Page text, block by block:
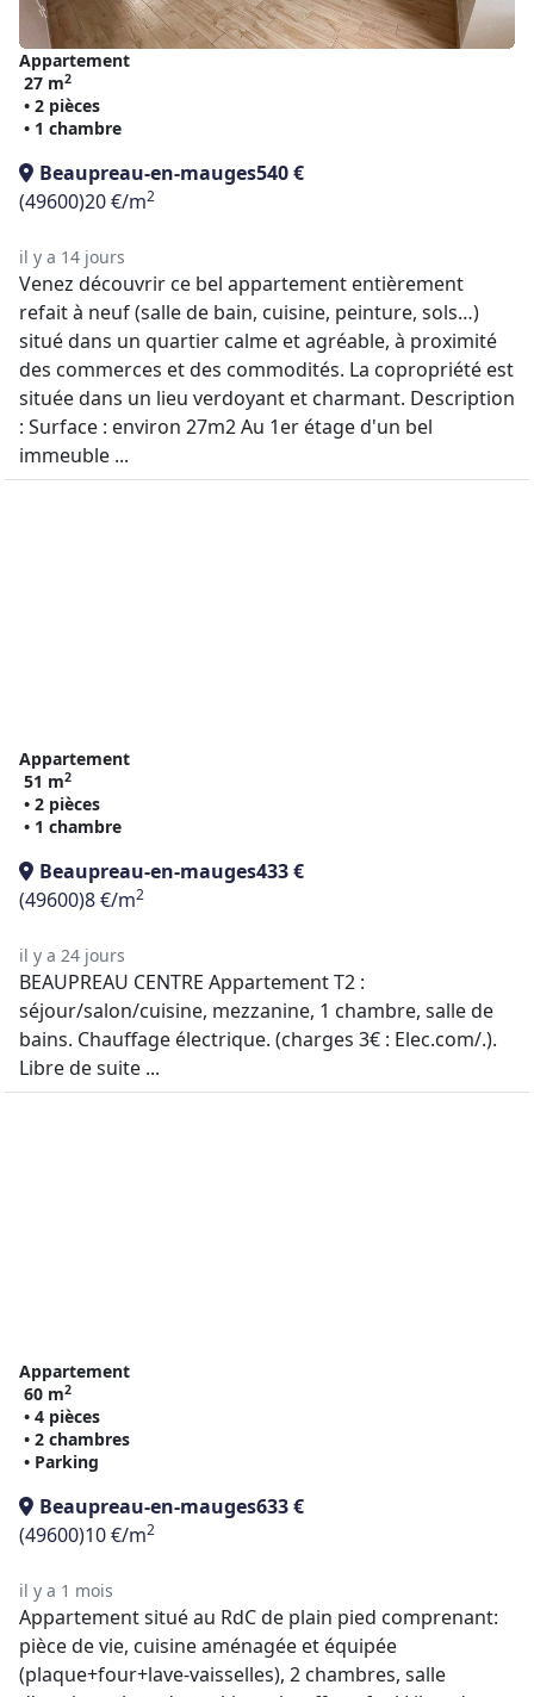
Appartement
27 m2
• 2 pièces
• 1 chambre
Beaupreau-en-mauges540 €
(49600)20 €/m2
il y a 14 jours
Venez découvrir ce bel appartement entièrement
refait à neuf (salle de bain, cuisine, peinture, sols…)
situé dans un quartier calme et agréable, à proximité
des commerces et des commodités. La copropriété est
située dans un lieu verdoyant et charmant. Description
: Surface : environ 27m2 Au 1er étage d'un bel
immeuble ...
Appartement
51 m2
• 2 pièces
• 1 chambre
Beaupreau-en-mauges433 €
(49600)8 €/m2
il y a 24 jours
BEAUPREAU CENTRE Appartement T2 :
séjour/salon/cuisine, mezzanine, 1 chambre, salle de
bains. Chauffage électrique. (charges 3€ : Elec.com/.).
Libre de suite ...
Appartement
60 m2
• 4 pièces
• 2 chambres
• Parking
Beaupreau-en-mauges633 €
(49600)10 €/m2
il y a 1 mois
Appartement situé au RdC de plain pied comprenant:
pièce de vie, cuisine aménagée et équipée
(plaque+four+lave-vaisselles), 2 chambres, salle